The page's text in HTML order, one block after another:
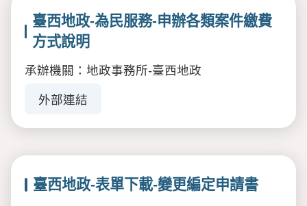
臺西地政-為民服務-申辦各類案件繳費
方式說明
承辦機關：地政事務所-臺西地政
外部連結
臺西地政-表單下載-變更編定申請書